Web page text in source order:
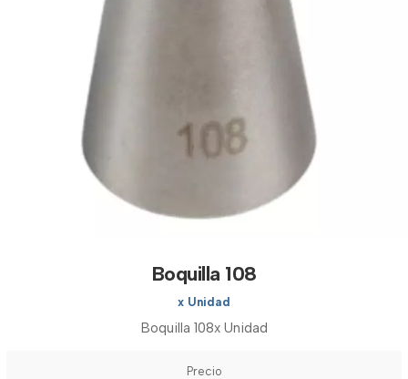
Boquilla 108
x Unidad
Boquilla 108x Unidad
Precio